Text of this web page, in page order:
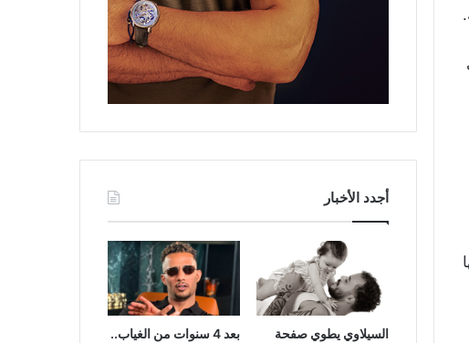
أجدد الأخبار
السيلاوي يطوي صفحة
بعد 4 سنوات من الغياب..